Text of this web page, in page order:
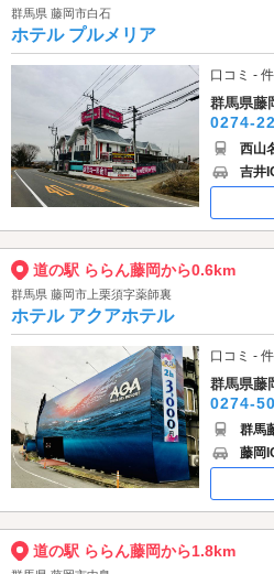
群馬県 藤岡市白石
ホテル プルメリア
口コミ - 件
群馬県藤
0274-
西山
吉井
道の駅 ららん藤岡から0.6km
群馬県 藤岡市上栗須字薬師裏
ホテル アクアホテル
口コミ - 件
群馬県藤
0274-
群馬
藤岡
道の駅 ららん藤岡から1.8km